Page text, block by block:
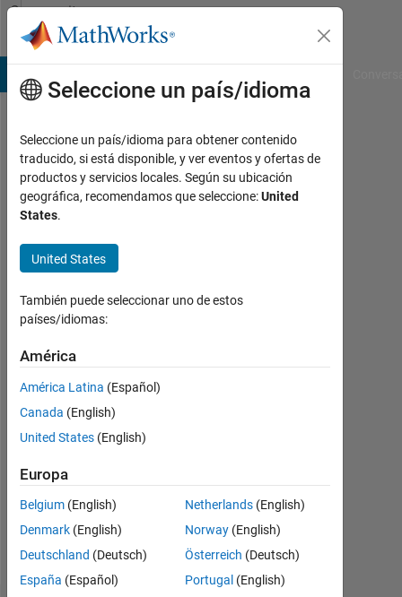
Saltar al contenido
Community
Profile
Marina
Last
seen:
alrededor
de 2
años
|
Con
desde
Followers:
0
Follow
Seleccione un país/idioma
Seleccione un país/idioma para obtener contenido
traducido, si está disponible, y ver eventos y ofertas de
productos y servicios locales. Según su ubicación
geográfica, recomendamos que seleccione:United
States.
United States
También puede seleccionar uno de estos
países/idiomas:
América
América Latina (Español)
Canada (English)
United States (English)
Europa
Belgium (English)
Denmark (English)
Deutschland (Deutsch)
España (Español)
Netherlands(English)
Norway(English)
Österreich (Deutsch)
Portugal (English)